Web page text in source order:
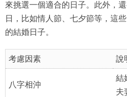
來挑選一個適合的日子。此外，
日，比如情人節、七夕節等，這
的結婚日子。
考慮因素 說
八字相沖
結
夫